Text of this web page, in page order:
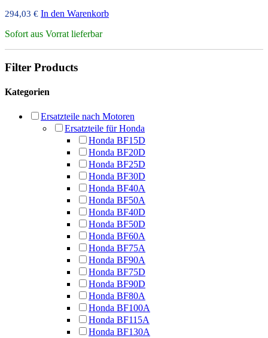
294,03 € In den Warenkorb
Sofort aus Vorrat lieferbar
Filter Products
Kategorien
Ersatzteile nach Motoren
Ersatzteile für Honda
Honda BF15D
Honda BF20D
Honda BF25D
Honda BF30D
Honda BF40A
Honda BF50A
Honda BF40D
Honda BF50D
Honda BF60A
Honda BF75A
Honda BF90A
Honda BF75D
Honda BF90D
Honda BF80A
Honda BF100A
Honda BF115A
Honda BF130A